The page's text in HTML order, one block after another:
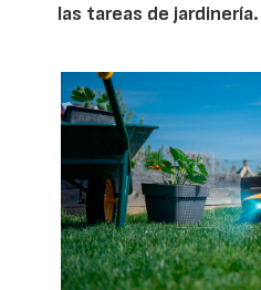
las tareas de jardinería.